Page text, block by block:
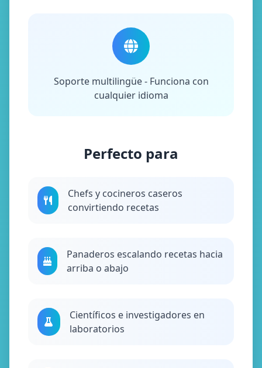
Soporte multilingüe - Funciona con
cualquier idioma
Perfecto para
Chefs y cocineros caseros
convirtiendo recetas
Panaderos escalando recetas hacia
arriba o abajo
Científicos e investigadores en
laboratorios